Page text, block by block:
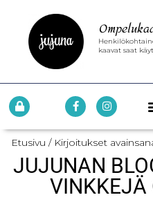
kaavat saat
Etusivu / Kirjoitukset
JUJUNAN
VINKKEJÄ